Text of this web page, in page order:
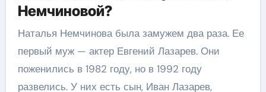
Немчиновой?
Наталья Немчинова была замужем два раза. Ее
первый муж — актер Евгений Лазарев. Они
поженились в 1982 году, но в 1992 году
развелись. У них есть сын, Иван Лазарев,